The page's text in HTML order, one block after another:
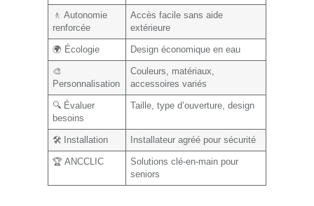
🚶 Autonomie
renforcée
Accès facile sans aide
extérieure
🌍 Écologie Design économique en eau
🎨
Personnalisation
Couleurs, matériaux,
accessoires variés
🔍 Évaluer
besoins
Taille, type d’ouverture, design
🛠️ Installation Installateur agréé pour sécurité
🏆 ANCCLIC
Solutions clé-en-main pour
seniors